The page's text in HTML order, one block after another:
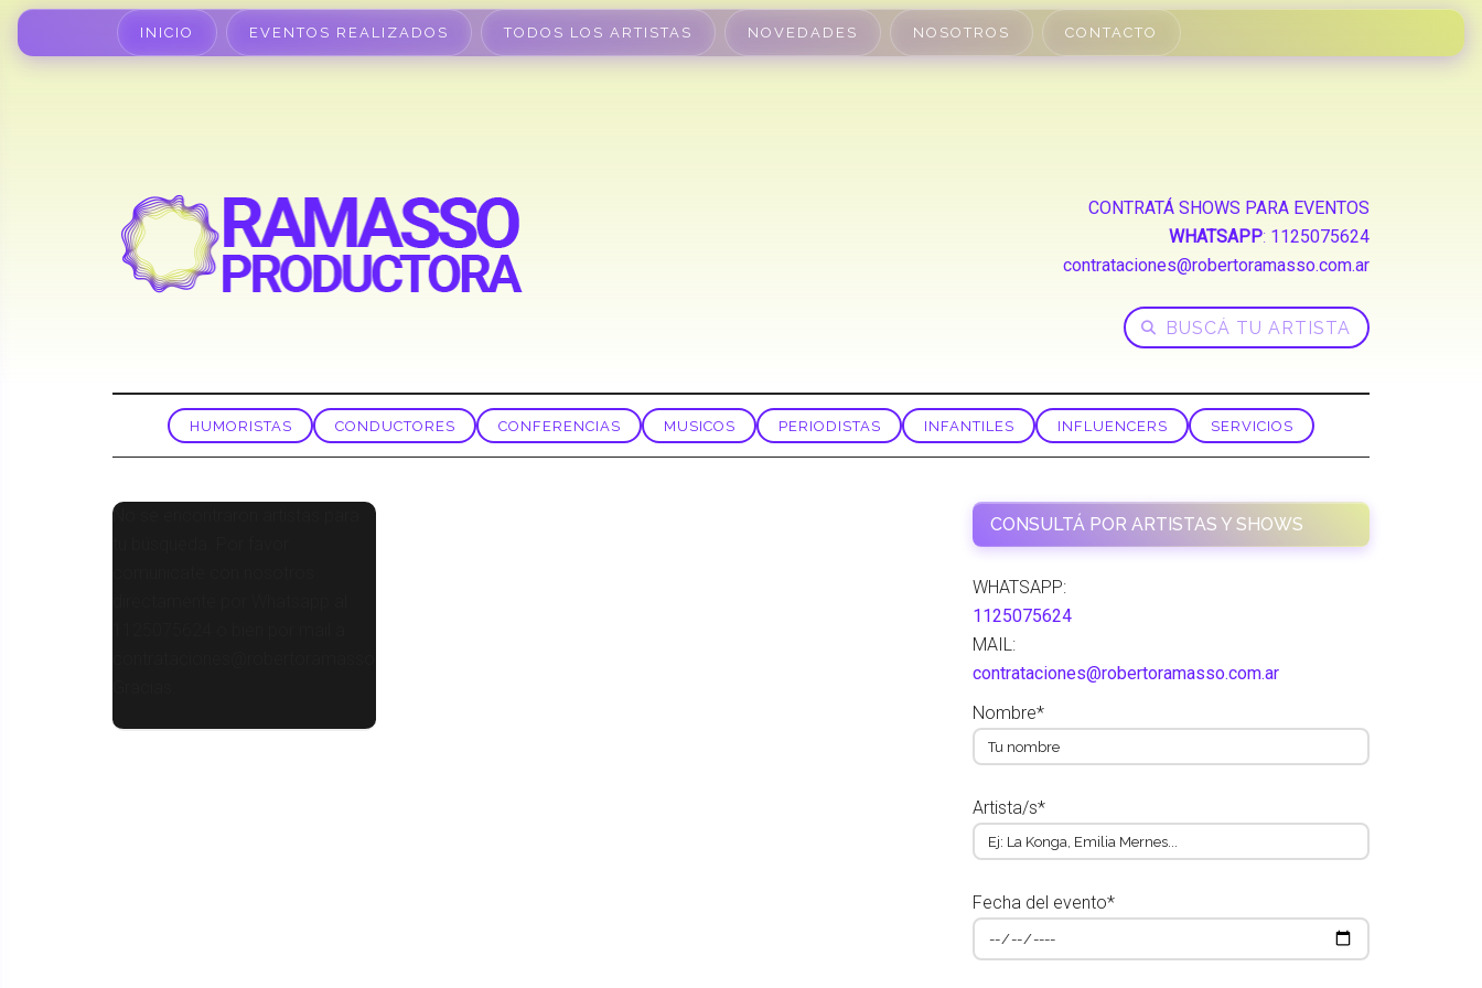
INICIO EVENTOS REALIZADOS TODOS LOS ARTISTAS NOVEDADES NOSOTROS CONTACTO
CONTRATÁ SHOWS PARA EVENTOS
WHATSAPP: 1125075624
contrataciones@robertoramasso.com.ar
HUMORISTAS CONDUCTORES CONFERENCIAS MUSICOS PERIODISTAS INFANTILES INFLUENCERS SERVICIOS
No se encontraron artistas para
CONSULTÁ POR ARTISTAS Y SHOWS
WHATSAPP:
1125075624
MAIL:
contrataciones@robertoramasso.com.ar
Nombre*
Artista/s*
Fecha del evento*